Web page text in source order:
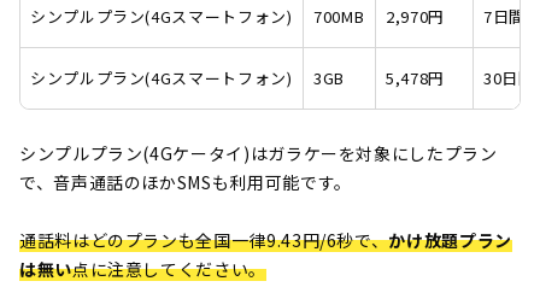
シンプルプラン(4Gスマートフォン) 700MB 2,970円 7日間
シンプルプラン(4Gスマートフォン) 3GB 5,478円 30日間
シンプルプラン(4Gケータイ)はガラケーを対象にしたプラン
で、音声通話のほかSMSも利用可能です。
通話料はどのプランも全国一律9.43円/6秒で、かけ放題プラン
は無い点に注意してください。